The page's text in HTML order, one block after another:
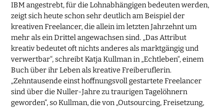
IBM angestrebt, für die Lohnabhängigen bedeuten werden,
zeigt sich heute schon sehr deutlich am Beispiel der
kreativen Freelancer, die allein im letzten Jahrzehnt um
mehr als ein Drittel angewachsen sind. „Das Attribut
kreativ bedeutet oft nichts anderes als marktgängig und
verwertbar“, schreibt Katja Kullman in „Echtleben“, einem
Buch über ihr Leben als kreative Freiberuflerin.
„Zehntausende einst hoffnungsvoll gestartete Freelancer
sind über die Nuller-Jahre zu traurigen Tagelöhnern
geworden“, so Kullman, die von „Outsourcing, Freisetzung,